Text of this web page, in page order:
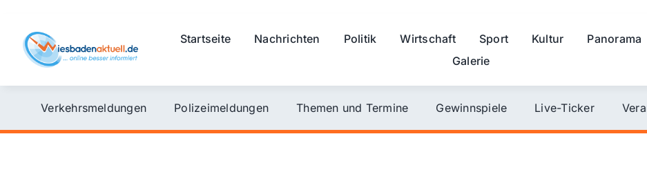
content
Startseite Nachrichten Politik Wirtschaft Sport Kultur Panorama
Galerie
Verkehrsmeldungen Polizeimeldungen Themen und Termine Gewinnspiele Live-Ticker